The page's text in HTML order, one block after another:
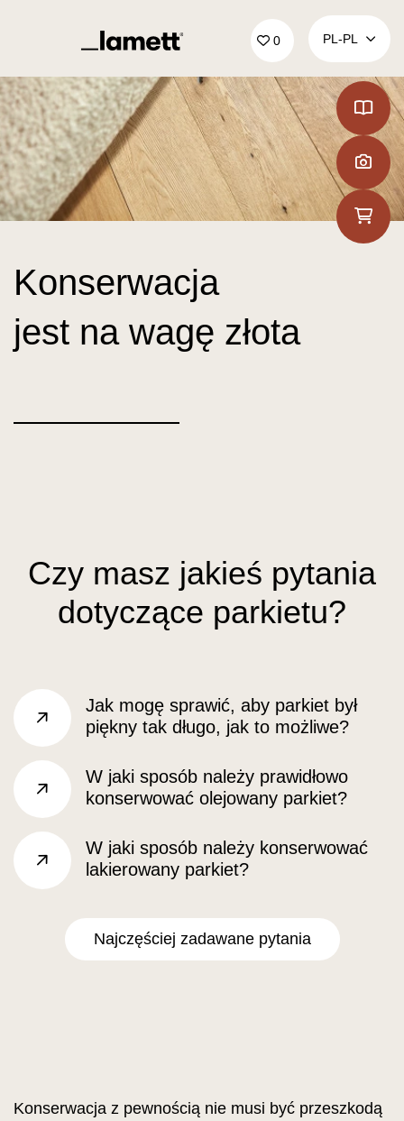
Powrót do domu 0 PL‑PL
Konserwacja
jest na wagę złota
Czy masz jakieś pytania
dotyczące parkietu?
Prawo
Jak mogę sprawić, aby parkiet był
piękny tak długo, jak to możliwe?
Prawo
W jaki sposób należy prawidłowo
konserwować olejowany parkiet?
Prawo
W jaki sposób należy konserwować
lakierowany parkiet?
Najczęściej zadawane pytania
Konserwacja z pewnością nie musi być przeszkodą